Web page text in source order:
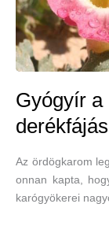
Gyógyír a
Az ördögkarom
onnan kapta,
karógyökerei